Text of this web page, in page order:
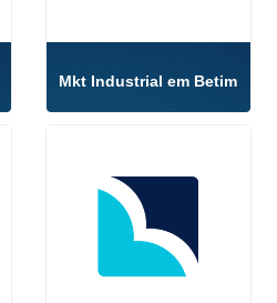
Mkt Industrial em Betim